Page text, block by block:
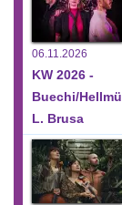
06.11.2026
KW 2026 -
Buechi/
L. Brusa